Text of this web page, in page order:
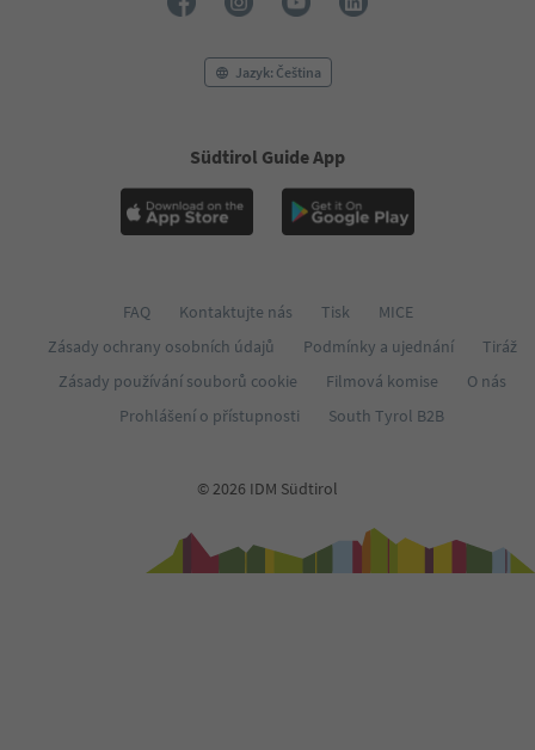
Jazyk: Čeština
Südtirol Guide App
FAQ Kontaktujte nás Tisk
MICE
Zásady ochrany osobních údajů
Podmínky a ujednání
Tiráž
Zásady používání souborů cookie
Filmová komise
O nás
Prohlášení o přístupnosti
South Tyrol B2B
© 2026 IDM Südtirol